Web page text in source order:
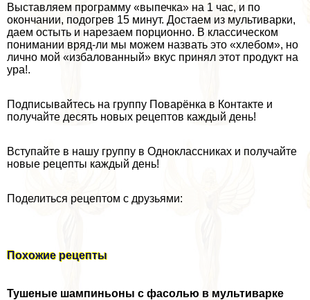
Выставляем программу «выпечка» на 1 час, и по
окончании, подогрев 15 минут. Достаем из мультиварки,
даем остыть и нарезаем порционно. В классическом
понимании вряд-ли мы можем назвать это «хлебом», но
лично мой «избалованный» вкус принял этот продукт на
ура!.
Подписывайтесь на группу Поварёнка в Контакте и
получайте десять новых рецептов каждый день!
Вступайте в нашу группу в Одноклассниках и получайте
новые рецепты каждый день!
Поделиться рецептом с друзьями:
Похожие рецепты
Тушеные шампиньоны с фасолью в мультиварке